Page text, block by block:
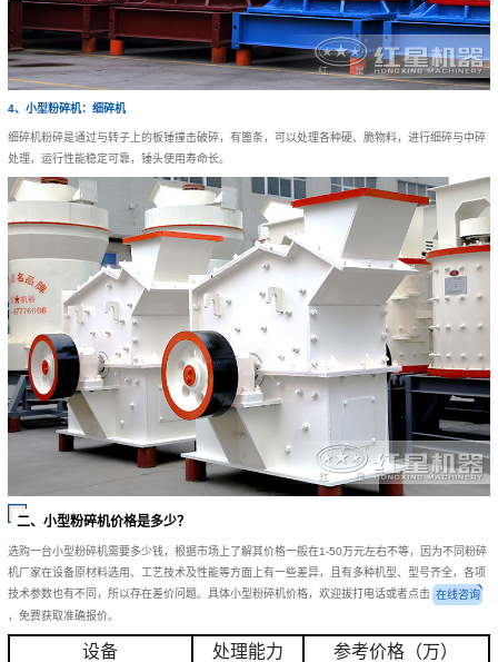
4、小型粉碎机：细碎机
细碎机粉碎是通过与转子上的板锤撞击破碎，有篦条，可以处理各种硬、脆物料，进行细碎与中碎
处理，运行性能稳定可靠，锤头使用寿命长。
二、小型粉碎机价格是多少？
选购一台小型粉碎机需要多少钱，根据市场上了解其价格一般在1-50万元左右不等，因为不同粉碎
机厂家在设备原材料选用、工艺技术及性能等方面上有一些差异，且有多种机型、型号齐全，各项
技术参数也有不同，所以存在差价问题。具体小型粉碎机价格，欢迎拔打电话或者点击 在线咨询
，免费获取准确报价。
设备 处理能力 参考价格（万）